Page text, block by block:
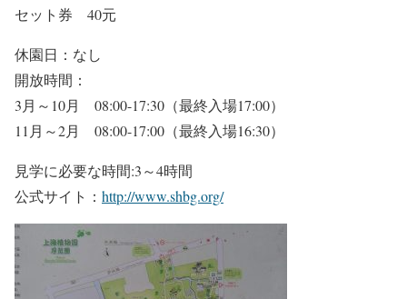
セット券 40元
休園日：なし
開放時間：
3月～10月 08:00-17:30（最終入場17:00）
11月～2月 08:00-17:00（最終入場16:30）
見学に必要な時間:3～4時間
公式サイト： http://www.shbg.org/